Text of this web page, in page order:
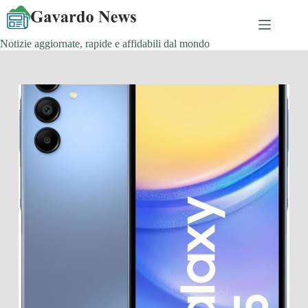
Salta
contenuto
Notizie aggiornate, rapide e affidabili dal mondo